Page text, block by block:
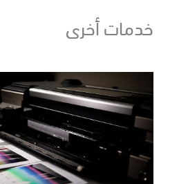
خدمات أخرى